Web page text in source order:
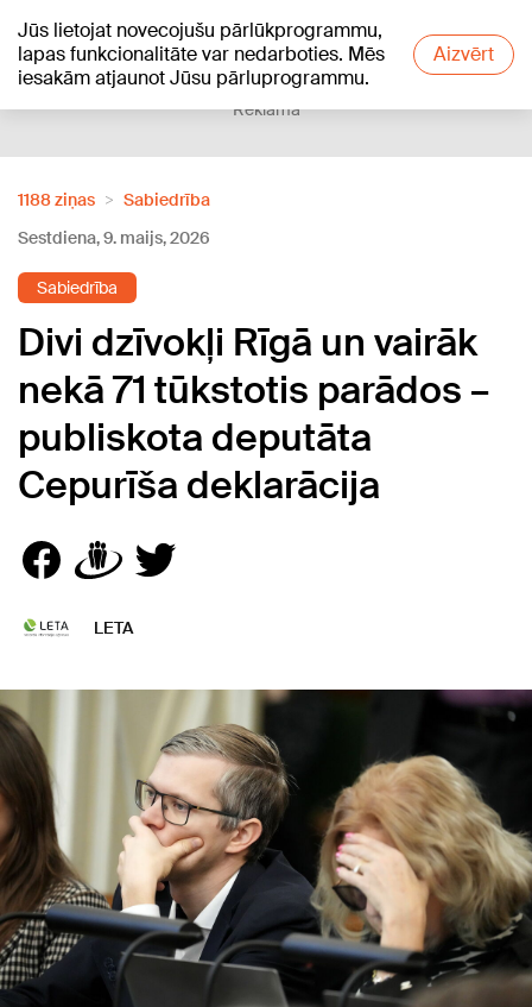
Jūs lietojat novecojušu pārlūkprogrammu,
lapas funkcionalitāte var nedarboties. Mēs
iesakām atjaunot Jūsu pārluprogrammu.
Aizvērt
+24°C
Reklāma
1188 ziņas
Sabiedrība
Sestdiena, 9. maijs, 2026
Sabiedrība
Divi dzīvokļi Rīgā un vairāk
nekā 71 tūkstotis parādos –
publiskota deputāta
Cepurīša deklarācija
LETA